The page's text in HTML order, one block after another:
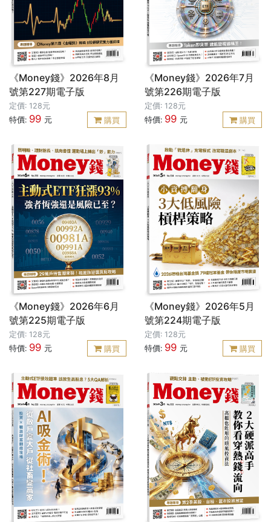
《Money錢》2026年8月
號第227期電子版
定價: 128元
特價: 99 元 購買
《Money錢》2026年7月
號第226期電子版
定價: 128元
特價: 99 元 購買
《Money錢》2026年6月
號第225期電子版
定價: 128元
特價: 99 元 購買
《Money錢》2026年5月
號第224期電子版
定價: 128元
特價: 99 元 購買